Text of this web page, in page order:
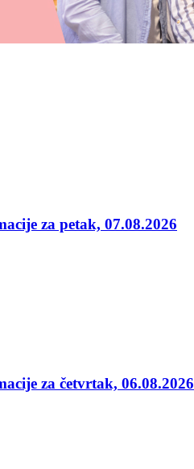
za petak, 07.08.2026
za četvrtak, 06.08.2026